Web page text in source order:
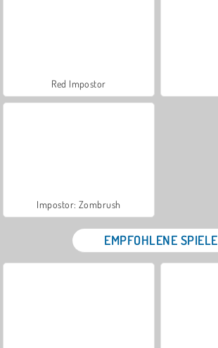
Red Impostor
Impostor: Zombrush
EMPFOHLENE SPIELE